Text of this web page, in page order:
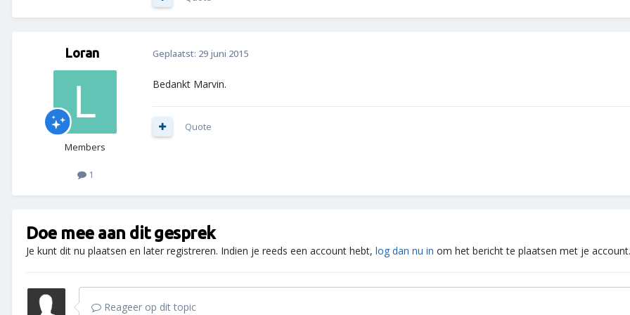
Loran
Members
1
Geplaatst: 29 juni 2015
Bedankt Marvin.
Quote
Doe mee aan dit gesprek
Je kunt dit nu plaatsen en later registreren. Indien je reeds een account hebt, log dan nu in om het bericht te plaatsen met je account.
Reageer op dit topic